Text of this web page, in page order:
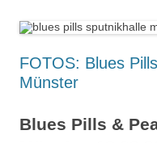
FOTOS: Blues
Münster
Blues Pills &